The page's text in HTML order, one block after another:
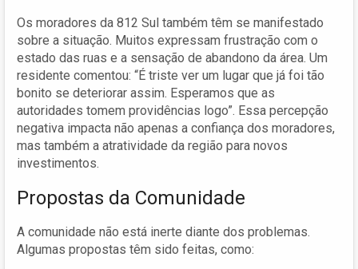
Os moradores da 812 Sul também têm se manifestado
sobre a situação. Muitos expressam frustração com o
estado das ruas e a sensação de abandono da área. Um
residente comentou: “É triste ver um lugar que já foi tão
bonito se deteriorar assim. Esperamos que as
autoridades tomem providências logo”. Essa percepção
negativa impacta não apenas a confiança dos moradores,
mas também a atratividade da região para novos
investimentos.
Propostas da Comunidade
A comunidade não está inerte diante dos problemas.
Algumas propostas têm sido feitas, como: